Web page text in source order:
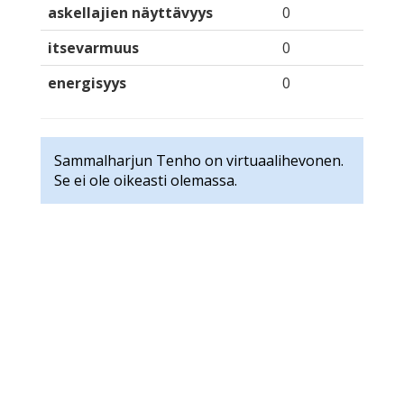
askellajien näyttävyys
0
itsevarmuus
0
energisyys
0
Sammalharjun Tenho on virtuaalihevonen.
Se ei ole oikeasti olemassa.